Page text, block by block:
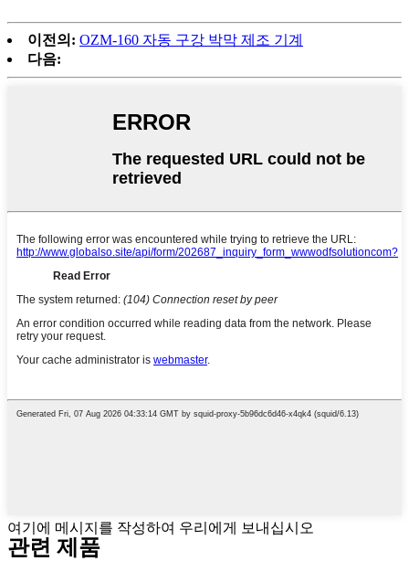
이전의: OZM-160 자동 구강 박막 제조 기계
다음:
여기에 메시지를 작성하여 우리에게 보내십시오
관련 제품